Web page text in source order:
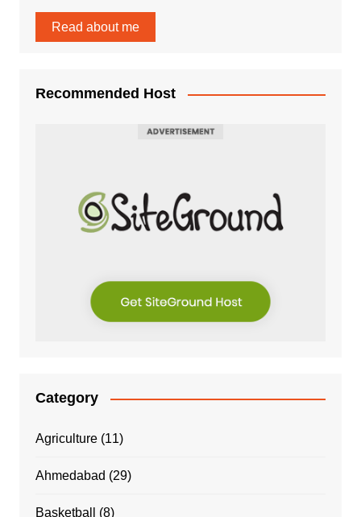
Read about me
Recommended Host
Category
Agriculture(11)
Ahmedabad (29)
Basketball (8)